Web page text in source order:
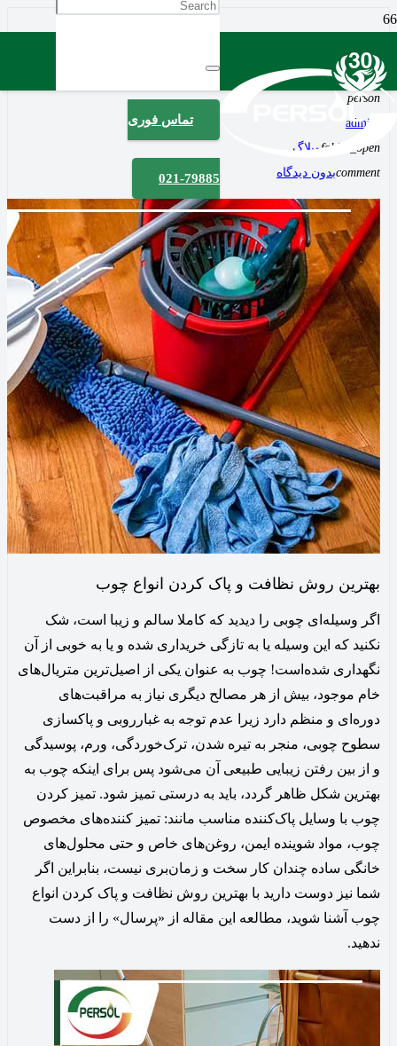
تماس فوری
021-79885
access_time2 سال پیش
person
admiin
folder_openوبلاگ
commentبدون دیدگاه
بهترین روش نظافت و پاک کردن انواع چوب
اگر وسیله‌ای چوبی را دیدید که کاملا سالم و زیبا است، شک
نکنید که این وسیله یا به تازگی خریداری شده و یا به خوبی از آن
نگهداری شده‌است! چوب به عنوان یکی از اصیل‌ترین متریال‌های
خام موجود، بیش از هر مصالح دیگری نیاز به مراقبت‌های
دوره‌ای و منظم دارد زیرا عدم توجه به غبارروبی و پاکسازی
سطوح چوبی، منجر به تیره شدن، ترک‌خوردگی، ورم، پوسیدگی
و از بین رفتن زیبایی طبیعی آن‌ می‌شود پس برای اینکه چوب به
بهترین شکل ظاهر گردد، باید به درستی تمیز شود. تمیز کردن
چوب با وسایل پاک‌کننده مناسب مانند: تمیز کننده‌های مخصوص
چوب، مواد شوینده ایمن، روغن‌های خاص و حتی محلول‌های
خانگی ساده چندان کار سخت و زمان‌بری نیست، بنابراین اگر
شما نیز دوست دارید با بهترین روش نظافت و پاک کردن انواع
چوب آشنا شوید، مطالعه این مقاله از «پرسال» را از دست
ندهید.